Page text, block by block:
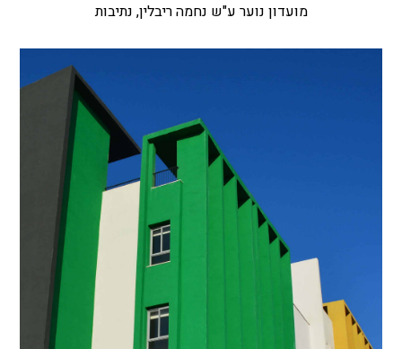
מועדון נוער ע"ש נחמה ריבלין, נתיבות